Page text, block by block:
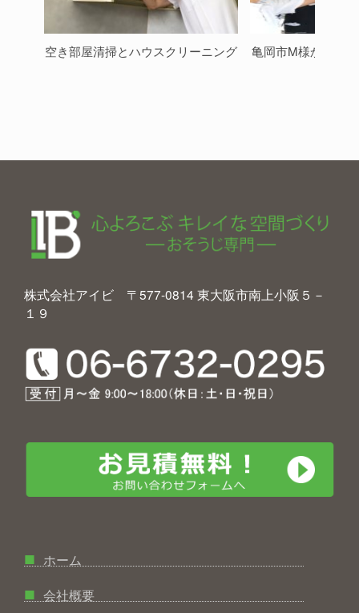
空き部屋清掃とハウスクリーニング
亀岡市M様からご
株式会社アイビ 〒577-0814 東大阪市南上小阪５－
１９
■ ホーム
■ 会社概要